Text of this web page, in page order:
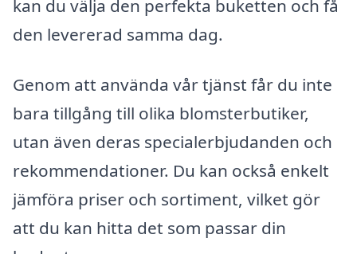
kan du välja den perfekta buketten och få
den levererad samma dag.
Genom att använda vår tjänst får du inte
bara tillgång till olika blomsterbutiker,
utan även deras specialerbjudanden och
rekommendationer. Du kan också enkelt
jämföra priser och sortiment, vilket gör
att du kan hitta det som passar din